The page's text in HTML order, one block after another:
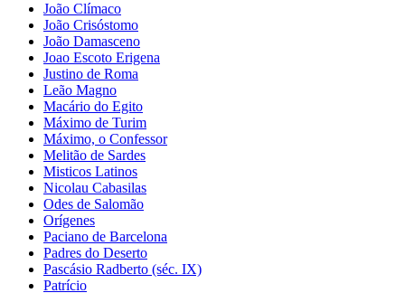
João Clímaco
João Crisóstomo
João Damasceno
Joao Escoto Erigena
Justino de Roma
Leão Magno
Macário do Egito
Máximo de Turim
Máximo, o Confessor
Melitão de Sardes
Misticos Latinos
Nicolau Cabasilas
Odes de Salomão
Orígenes
Paciano de Barcelona
Padres do Deserto
Pascásio Radberto (séc. IX)
Patrício